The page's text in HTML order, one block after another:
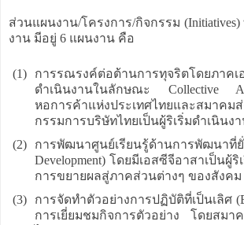
ส่วนแผนงาน/โครงการ/กิจกรรม
งาน มีอยู่ 6 แผนงาน คือ
(1)
การรณรงค์ต่อต้านการทุจริตโดยภาค
ดำเนินงานในลักษณะ Collective
หอการค้าแห่งประเทศไทยและสมาคม
กรรมการบริษัทไทยเป็นผู้ริเริ่มดำเนินง
(2)
การพัฒนาศูนย์เรียนรู้ด้านการพัฒนาที่ยั่
Development) โดยมีเอสซีจีอาสาเป็นผู้ริ
การขยายผลสู่ภาคส่วนต่างๆ ของสังคม
(3)
การจัดทำตัวอย่างการปฏิบัติที่เป็นเลิศ
การเยี่ยมชมกิจการตัวอย่าง โดยสมา